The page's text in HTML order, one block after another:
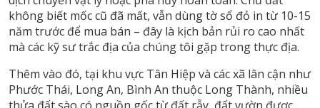
không biết mốc cũ đã mất, vẫn dùng tờ sổ đỏ in từ 10-15
năm trước để mua bán – đây là kịch bản rủi ro cao nhất
mà các kỹ sư trắc địa của chúng tôi gặp trong thực địa.
Thêm vào đó, tại khu vực Tân Hiệp và các xã lân cận như
Phước Thái, Long An, Bình An thuộc Long Thành, nhiều